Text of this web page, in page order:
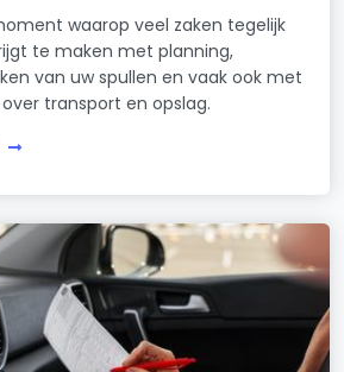
waarop veel zaken tegelijk
te maken met planning,
van uw spullen en vaak ook met
transport en opslag.